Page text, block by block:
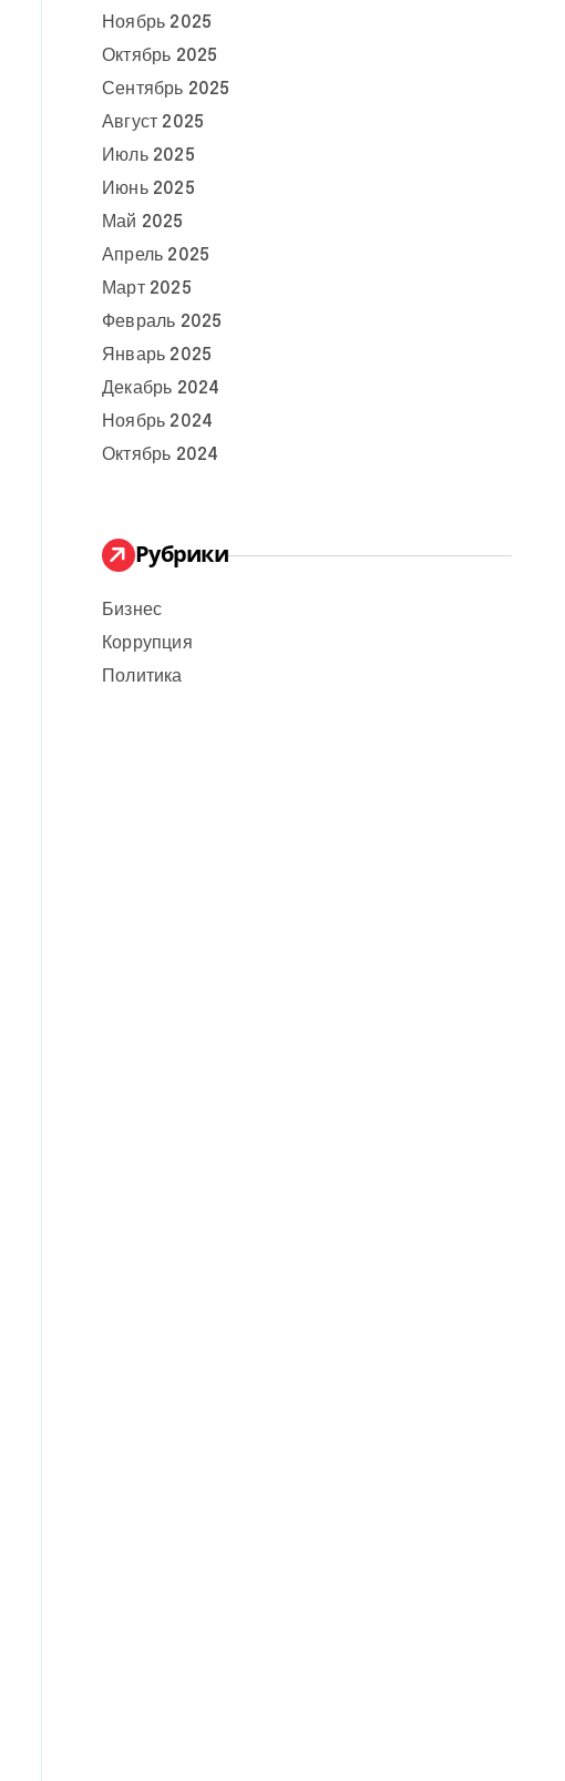
Ноябрь 2025
Октябрь 2025
Сентябрь 2025
Август 2025
Июль 2025
Июнь 2025
Май 2025
Апрель 2025
Март 2025
Февраль 2025
Январь 2025
Декабрь 2024
Ноябрь 2024
Октябрь 2024
Рубрики
Бизнес
Коррупция
Политика